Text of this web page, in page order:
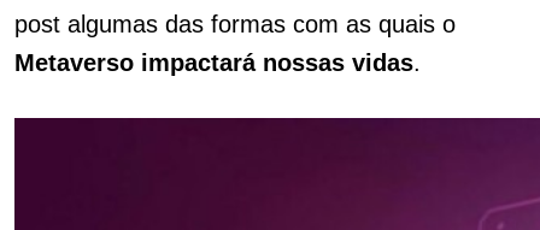
post algumas das formas com as quais o
Metaverso impactará nossas vidas.